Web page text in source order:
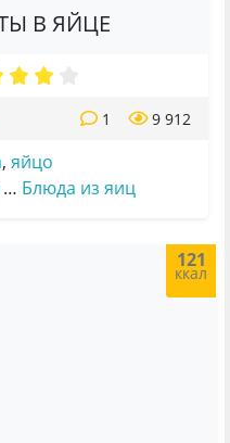
В ЯЙЦЕ
9 912
1
, яйцо
… Блюда из яиц
121
ккал